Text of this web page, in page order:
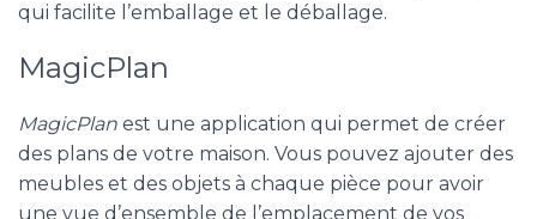
qui facilite l’emballage et le déballage.
MagicPlan
MagicPlan est une application qui permet de créer
des plans de votre maison. Vous pouvez ajouter des
meubles et des objets à chaque pièce pour avoir
une vue d’ensemble de l’emplacement de vos